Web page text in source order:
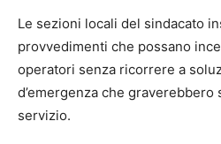
Le sezioni locali del sindacato
provvedimenti che possano
operatori senza ricorrere a
d’emergenza che graverebbero
servizio.